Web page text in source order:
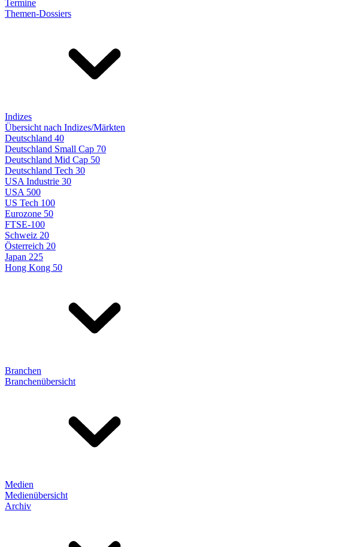
Termine
Themen-Dossiers
Indizes
Übersicht nach Indizes/Märkten
Deutschland 40
Deutschland Small Cap 70
Deutschland Mid Cap 50
Deutschland Tech 30
USA Industrie 30
USA 500
US Tech 100
Eurozone 50
FTSE-100
Schweiz 20
Österreich 20
Japan 225
Hong Kong 50
Branchen
Branchenübersicht
Medien
Medienübersicht
Archiv